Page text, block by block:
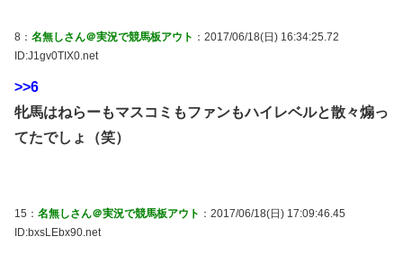
8： 名無しさん＠実況で競馬板アウト ：2017/06/18(日) 16:34:25.72
ID:J1gv0TIX0.net
>>6
牝馬はねらーもマスコミもファンもハイレベルと散々煽っ
てたでしょ（笑）
15： 名無しさん＠実況で競馬板アウト ：2017/06/18(日) 17:09:46.45
ID:bxsLEbx90.net